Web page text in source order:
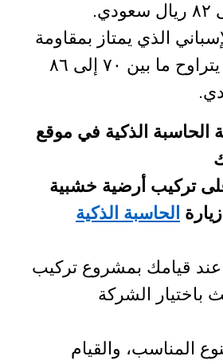
الذي يمتاز بمقاومة
الحشرات يتراوح ما بين ٧٠ إلى ٨٦
الحاسبة الذكية في موقع
تركيب أرضية خشبية
الحاسبة الذكية
قيامك بمشروع تركيب
باختيار الشركة
المناسب، والقيام